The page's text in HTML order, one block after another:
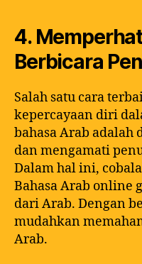
4.
Berbicara
Salah satu cara
kepercayaan diri
bahasa Arab adalah
dan mengamati
Dalam hal ini,
Bahasa Arab online
dari Arab. Dengan
mudahkan
Arab.